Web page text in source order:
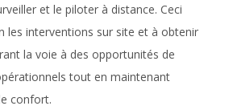
et le piloter à distance. Ceci
les interventions sur site et à obtenir
la voie à des opportunités de
tout en maintenant
confort.